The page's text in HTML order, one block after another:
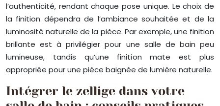
l’authenticité, rendant chaque pose unique. Le choix de
la finition dépendra de l’ambiance souhaitée et de la
luminosité naturelle de la pièce. Par exemple, une finition
brillante est à privilégier pour une salle de bain peu
lumineuse, tandis qu’une finition mate est plus
appropriée pour une pièce baignée de lumière naturelle.
Intégrer le zellige dans votre